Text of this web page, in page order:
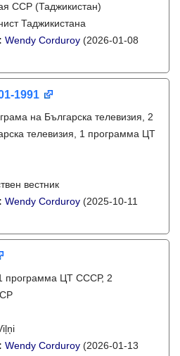
ССР (Таджикистан)
Таджикистана
Wendy Corduroy (2026-01-08
1991
на Българска телевизия, 2
телевизия, 1 программа ЦТ
вестник
Wendy Corduroy (2025-10-11
программа ЦТ СССР, 2
Wendy Corduroy (2026-01-13